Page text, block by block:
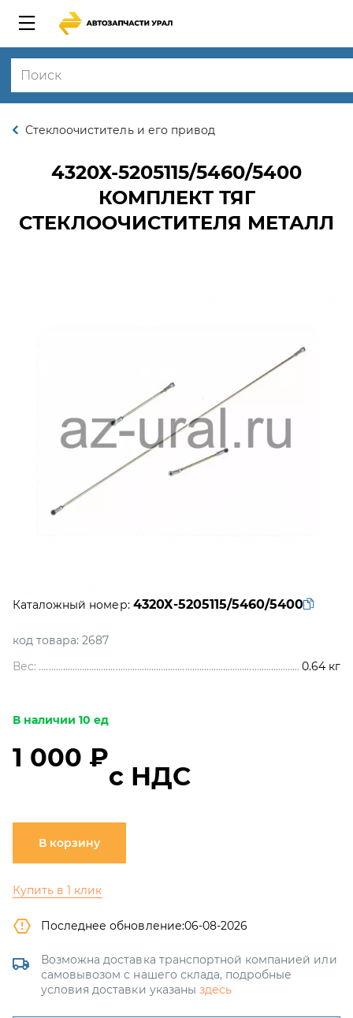
Стеклоочиститель и его привод
4320Х-5205115/5460/5400
КОМПЛЕКТ ТЯГ
СТЕКЛООЧИСТИТЕЛЯ МЕТАЛЛ
Каталожный номер: 4320Х-5205115/5460/5400
код товара: 2687
Вес:
0.64 кг
В наличии 10 ед
1 000 ₽
с НДС
В корзину
Купить в 1 клик
Последнее обновление:06-08-2026
Возможна доставка транспортной компанией или
самовывозом с нашего склада, подробные
условия доставки указаны здесь